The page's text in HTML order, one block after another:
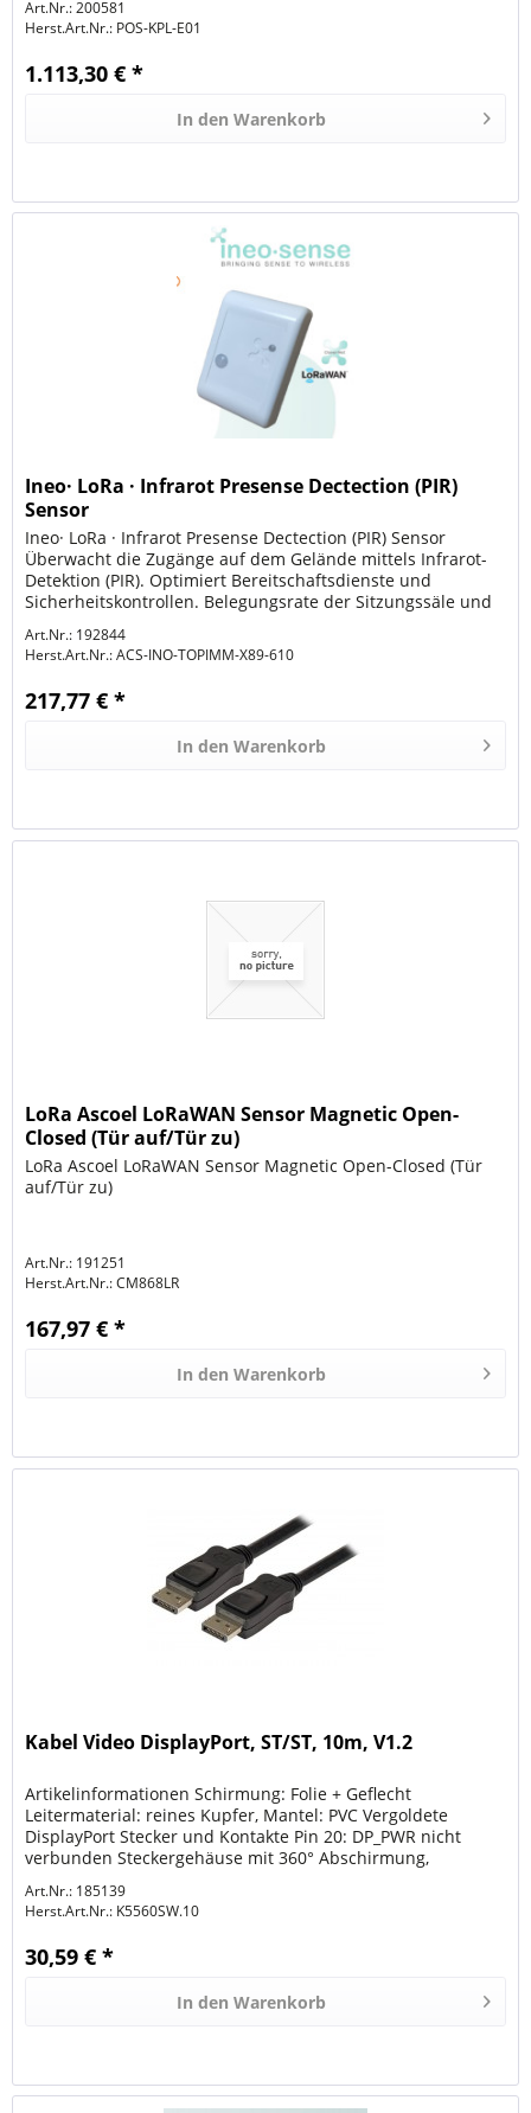
Art.Nr.: 200581
Herst.Art.Nr.: POS-KPL-E01
1.113,30 € *
In den Warenkorb
Ineo· LoRa · Infrarot Presense Dectection (PIR)
Sensor
Ineo· LoRa · Infrarot Presense Dectection (PIR) Sensor
Überwacht die Zugänge auf dem Gelände mittels Infrarot-
Detektion (PIR). Optimiert Bereitschaftsdienste und
Sicherheitskontrollen. Belegungsrate der Sitzungssäle und
Art.Nr.: 192844
Herst.Art.Nr.:ACS-INO-TOPIMM-X89-610
217,77 € *
In den Warenkorb
LoRa Ascoel LoRaWAN Sensor Magnetic Open-
Closed (Tür auf/Tür zu)
LoRa Ascoel LoRaWAN Sensor Magnetic Open-Closed (Tür
auf/Tür zu)
Art.Nr.: 191251
Herst.Art.Nr.:CM868LR
167,97 € *
In den Warenkorb
Kabel Video DisplayPort, ST/ST, 10m, V1.2
Artikelinformationen Schirmung: Folie + Geflecht
Leitermaterial: reines Kupfer, Mantel: PVC Vergoldete
DisplayPort Stecker und Kontakte Pin 20: DP_PWR nicht
verbunden Steckergehäuse mit 360° Abschirmung,
Art.Nr.: 185139
Herst.Art.Nr.: K5560SW.10
30,59 € *
In den Warenkorb